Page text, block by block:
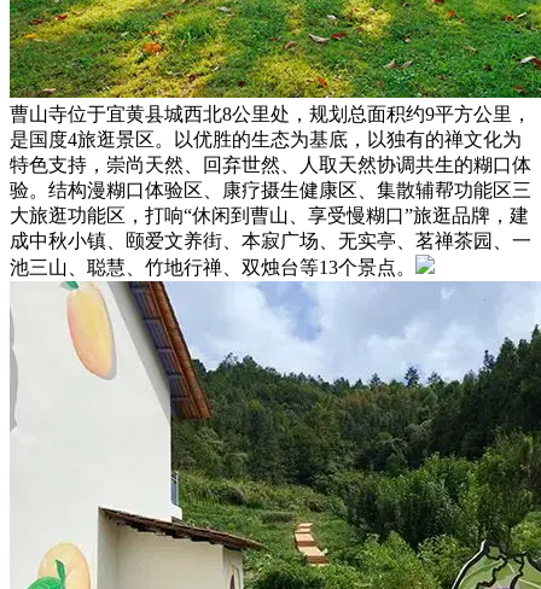
曹山寺位于宜黄县城西北8公里处，规划总面积约9平方公里，
是国度4旅逛景区。以优胜的生态为基底，以独有的禅文化为
特色支持，崇尚天然、回弃世然、人取天然协调共生的糊口体
验。结构漫糊口体验区、康疗摄生健康区、集散辅帮功能区三
大旅逛功能区，打响“休闲到曹山、享受慢糊口”旅逛品牌，建
成中秋小镇、颐爱文养街、本寂广场、无实亭、茗禅茶园、一
池三山、聪慧、竹地行禅、双烛台等13个景点。